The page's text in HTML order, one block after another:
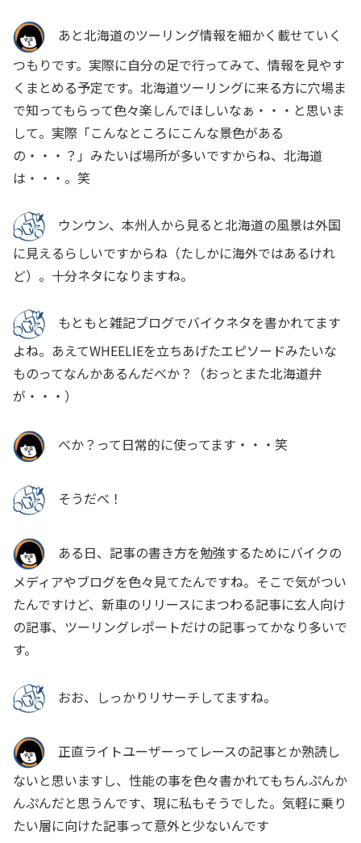
あと北海道のツーリング情報を細かく載せていく
つもりです。実際に自分の足で行ってみて、情報を見やす
くまとめる予定です。北海道ツーリングに来る方に穴場ま
で知ってもらって色々楽しんでほしいなぁ・・・と思いま
して。実際「こんなところにこんな景色がある
の・・・？」みたいば場所が多いですからね、北海道
は・・・。笑
ウンウン、本州人から見ると北海道の風景は外国
に見えるらしいですからね（たしかに海外ではあるけれ
ど）。十分ネタになりますね。
もともと雑記ブログでバイクネタを書かれてます
よね。あえてWHEELIEを立ちあげたエピソードみたいな
ものってなんかあるんだべか？（おっとまた北海道弁
が・・・）
べか？って日常的に使ってます・・・笑
そうだべ！
ある日、記事の書き方を勉強するためにバイクの
メディアやブログを色々見てたんですね。そこで気がつい
たんですけど、新車のリリースにまつわる記事に玄人向け
の記事、ツーリングレポートだけの記事ってかなり多いで
す。
おお、しっかりリサーチしてますね。
正直ライトユーザーってレースの記事とか熟読し
ないと思いますし、性能の事を色々書かれてもちんぷんか
んぷんだと思うんです、現に私もそうでした。気軽に乗り
たい層に向けた記事って意外と少ないんです